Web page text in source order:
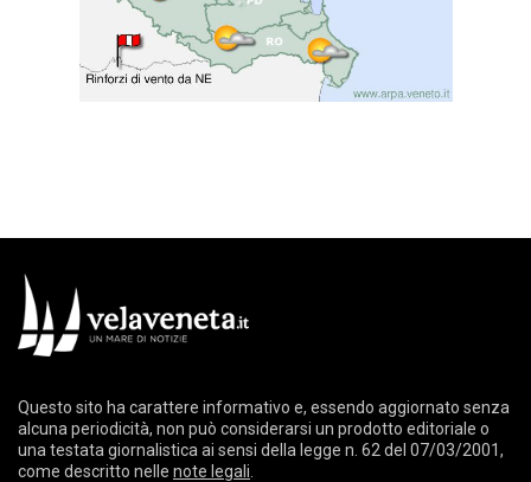
Questo sito ha carattere informativo e, essendo aggiornato senza
alcuna periodicità, non può considerarsi un prodotto editoriale o
una testata giornalistica ai sensi della legge n. 62 del 07/03/2001,
come descritto nelle note legali